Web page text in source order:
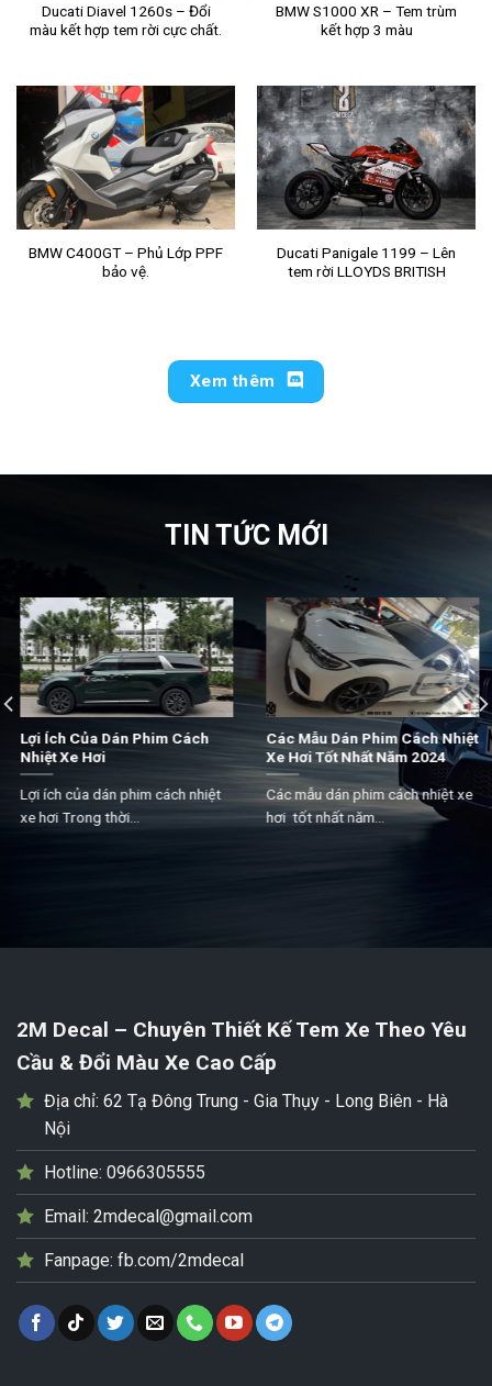
Ducati Diavel 1260s – Đổi
màu kết hợp tem rời cực chất.
BMW S1000 XR – Tem trùm
kết hợp 3 màu
BMW C400GT – Phủ Lớp PPF
bảo vệ.
Ducati Panigale 1199 – Lên
tem rời LLOYDS BRITISH
Xem thêm
TIN TỨC MỚI
Lợi Ích Của Dán Phim Cách
Nhiệt Xe Hơi
Lợi ích của dán phim cách nhiệt
xe hơi Trong thời...
Các Mẫu Dán Phim Cách Nhiệt
Xe Hơi Tốt Nhất Năm 2024
Các mẫu dán phim cách nhiệt xe
hơi tốt nhất năm...
2M Decal – Chuyên Thiết Kế Tem Xe Theo Yêu
Cầu & Đổi Màu Xe Cao Cấp
Địa chỉ: 62 Tạ Đông Trung - Gia Thụy - Long Biên - Hà
Nội
Hotline: 0966305555
Email: 2mdecal@gmail.com
Fanpage: fb.com/2mdecal